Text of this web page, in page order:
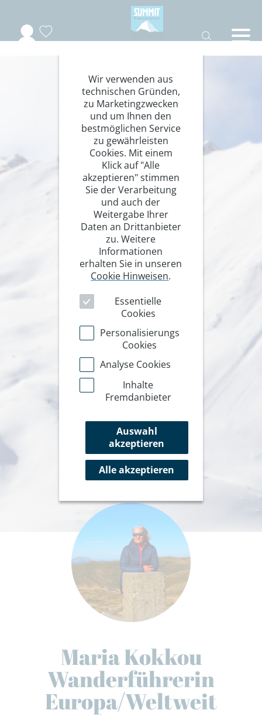
Maria Kokkou
Wanderführerin
Europa/Weltweit
Wir verwenden aus
technischen Gründen,
zu Marketingzwecken
und um Ihnen den
bestmöglichen Service
zu gewährleisten
Cookies. Mit einem
Klick auf "Alle
akzeptieren" stimmen
Sie der Verarbeitung
und auch der
Weitergabe Ihrer
Daten an Drittanbieter
zu. Weitere
Informationen
erhalten Sie in unseren
Cookie Hinweisen.
Essentielle
Cookies
Personalisierungs
Cookies
Analyse Cookies
Inhalte
Fremdanbieter
Auswahl
akzeptieren
Alle akzeptieren